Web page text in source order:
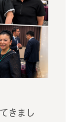
きまし